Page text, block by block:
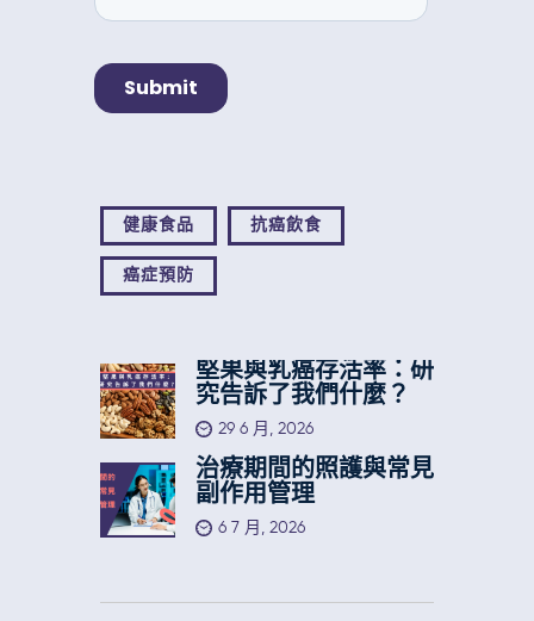
健康食品 抗癌飲食
癌症預防
堅果與乳癌存活率：研
究告訴了我們什麼？
29 6 月, 2026
治療期間的照護與常見
副作用管理
6 7 月, 2026